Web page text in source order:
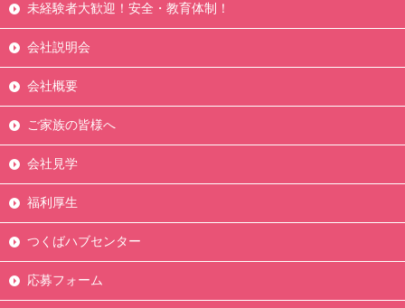
未経験者大歓迎！安全・教育体制！
会社説明会
会社概要
ご家族の皆様へ
会社見学
福利厚生
つくばハブセンター
応募フォーム